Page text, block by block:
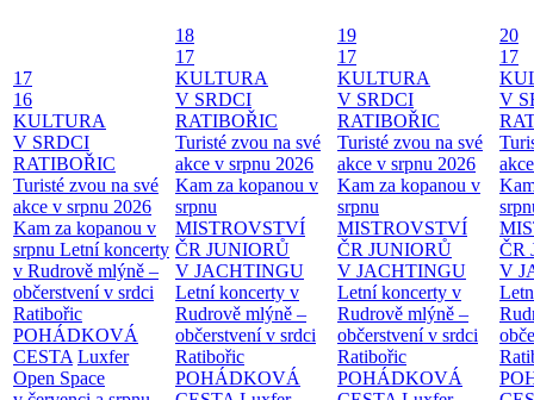
17
16
KULTURA
V SRDCI
RATIBOŘIC
Turisté zvou na své
akce v srpnu 2026
Kam za kopanou v
srpnu Letní koncerty
v Rudrově mlýně –
občerstvení v srdci
Ratibořic
POHÁDKOVÁ
CESTA Luxfer
Open Space
18
17
KULTURA
V SRDCI
RATIBOŘIC
Turisté zvou na své
akce v srpnu 2026
Kam za kopanou v
srpnu
MISTROVSTVÍ
ČR JUNIORŮ
V JACHTINGU
Letní koncerty v
Rudrově mlýně –
občerstvení v srdci
Ratibořic
POHÁDKOVÁ
19
17
KULTURA
V SRDCI
RATIBOŘIC
Turisté zvou na své
akce v srpnu 2026
Kam za kopanou v
srpnu
MISTROVSTVÍ
ČR JUNIORŮ
V JACHTINGU
Letní koncerty v
Rudrově mlýně –
občerstvení v srdci
Ratibořic
POHÁDKOVÁ
20
17
V
ČR
V